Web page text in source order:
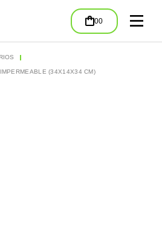
00
(34X14X34 CM)